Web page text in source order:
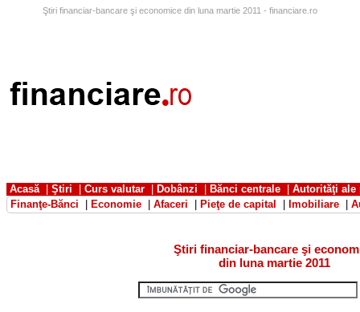
Ştiri financiar-bancare şi economice din luna martie 2011 - financiare.ro
Acasă| Ştiri Curs valutar Dobânzi Bănci centrale
Autorităţi ale
Finanţe-Bănci
Economie Afaceri Pieţe de capital Imobiliare
Ştiri financiar-bancare şi
din luna martie 2011